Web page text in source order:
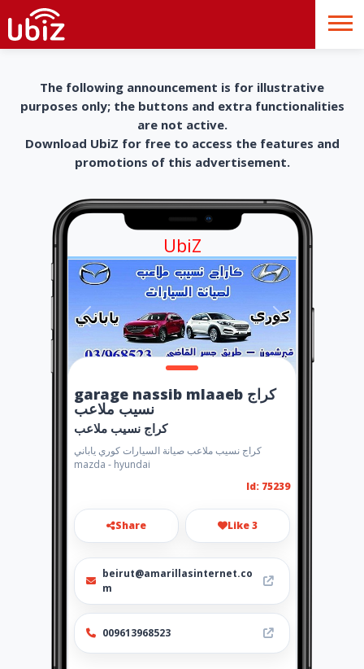
The following announcement is for illustrative
purposes only; the buttons and extra functionalities
are not active.
Download UbiZ for free to access the features and
promotions of this advertisement.
UbiZ
garage nassib mlaaeb كراج
نسيب ملاعب
كراج نسيب ملاعب
كراج نسيب ملاعب صيانة السيارات كوري ياباني
mazda - hyundai
Id: 75239
Share Like 3
beirut@amarillasinternet.co
m
009613968523